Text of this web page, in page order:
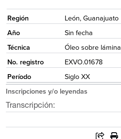
Región
León, Guanajuato
Año
Sin fecha
Técnica
Óleo sobre lámina
No. registro
EXVO.01678
Período
Siglo XX
Inscripciones y/o leyendas
Transcripción: